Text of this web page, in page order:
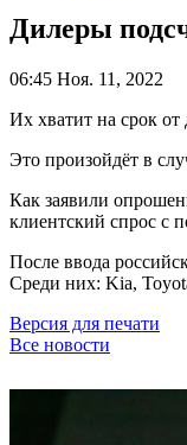
Дилеры
06:45 Ноя. 11, 2022
Их хватит на срок от
Это произойдёт в
Как заявили
клиентский спрос с
После ввода
Среди них: Kia,
Версия для печати
Все новости